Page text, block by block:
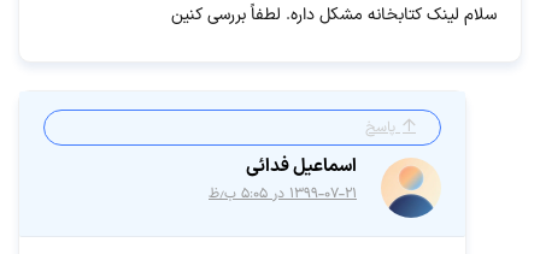
سلام لینک کتابخانه مشکل داره. لطفاً بررسی کنین
پاسخ
اسماعیل فدائی
۱۳۹۹-۰۷-۲۱ در ۵:۰۵ ب٫ظ